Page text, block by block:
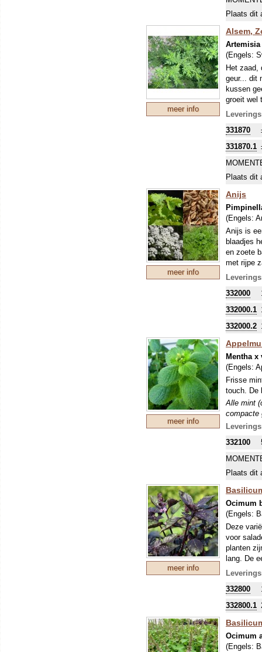
Plaats dit
meer info
Alsem,
Artemisia
(Engels:
Het zaad,
geur... dit
kussen
groeit wel
Al
de
uitslagen
331870
331870.1
Plaats dit
meer info
Anijs
(Engels:
Anijs is
blaadjes
en zoete
met rijpe
in een
De
332000
332000.1
332000.2
meer info
Mentha
(Engels:
Frisse
touch. De
Alle mint
compacte
het
vlinders
332100
Plaats dit
meer info
Ocimum
(Engels:
Deze
voor
planten
lang. De
goede
bereiding
332800
332800.1
Ocimum
(Engels: